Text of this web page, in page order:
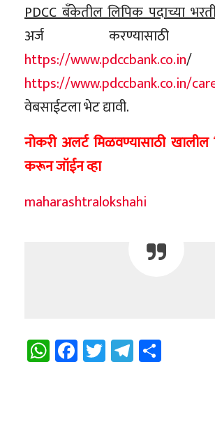
PDCC बँकेतील लिपिक पदाच्या
अर्ज करण्यासाठी
https://www.pdccbank.co.in/
https://www.pdccbank.co.in/
वेबसाईटला भेट द्यावी.
नोकरी अलर्ट मिळवण्यासाठी
करून जॉईन व्हा
maharashtralokshahi
WhatsApp
Facebook
TwitterTelegram